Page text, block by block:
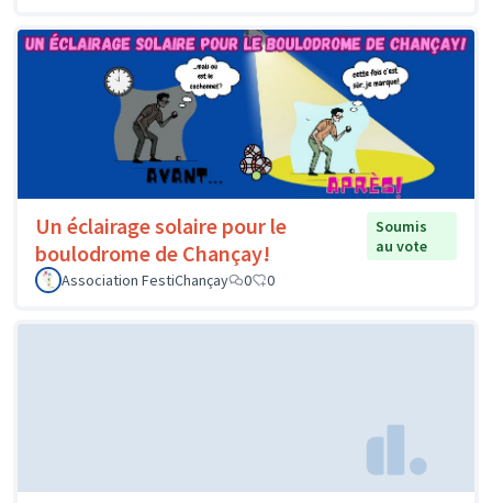
Un éclairage solaire pour le
boulodrome de Chançay!
Soumis
au vote
Association FestiChançay
0 0